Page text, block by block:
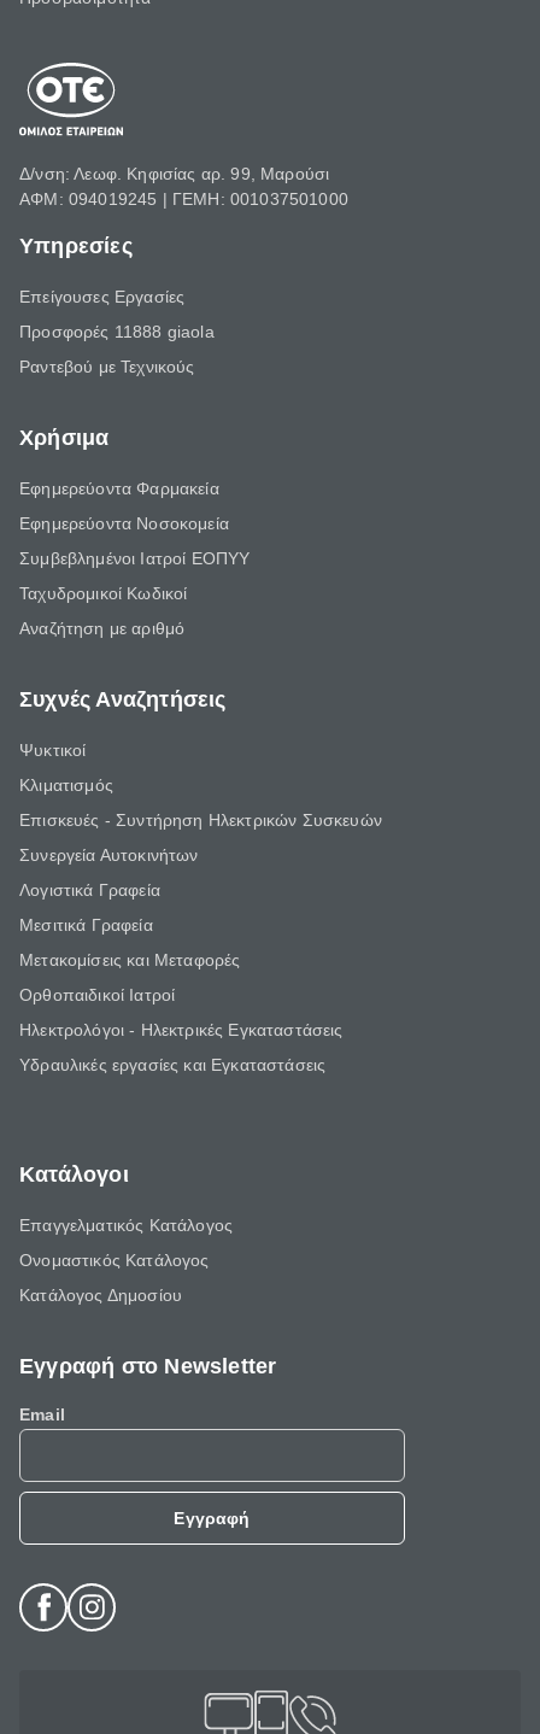
Δ/νση: Λεωφ. Κηφισίας αρ. 99, Μαρούσι
ΑΦΜ: 094019245 | ΓΕΜΗ: 001037501000
Υπηρεσίες
Επείγουσες Εργασίες
Προσφορές 11888 giaola
Ραντεβού με Τεχνικούς
Χρήσιμα
Εφημερεύοντα Φαρμακεία
Εφημερεύοντα Νοσοκομεία
Συμβεβλημένοι Ιατροί ΕΟΠΥΥ
Ταχυδρομικοί Κωδικοί
Αναζήτηση με αριθμό
Συχνές Αναζητήσεις
Ψυκτικοί
Κλιματισμός
Επισκευές - Συντήρηση Ηλεκτρικών Συσκευών
Συνεργεία Αυτοκινήτων
Λογιστικά Γραφεία
Μεσιτικά Γραφεία
Μετακομίσεις και Μεταφορές
Ορθοπαιδικοί Ιατροί
Ηλεκτρολόγοι - Ηλεκτρικές Εγκαταστάσεις
Υδραυλικές εργασίες και Εγκαταστάσεις
Κατάλογοι
Επαγγελματικός Κατάλογος
Ονομαστικός Κατάλογος
Κατάλογος Δημοσίου
Εγγραφή στο Newsletter
Email
Εγγραφή